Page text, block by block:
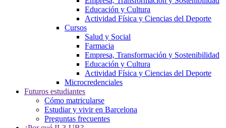
Educación y Cultura
Actividad Física y Ciencias del Deporte
Cursos
Salud y Social
Farmacia
Empresa, Transformación y Sostenibilidad
Educación y Cultura
Actividad Física y Ciencias del Deporte
Microcredenciales
Futuros estudiantes
Cómo matricularse
Estudiar y vivir en Barcelona
Preguntas frecuentes